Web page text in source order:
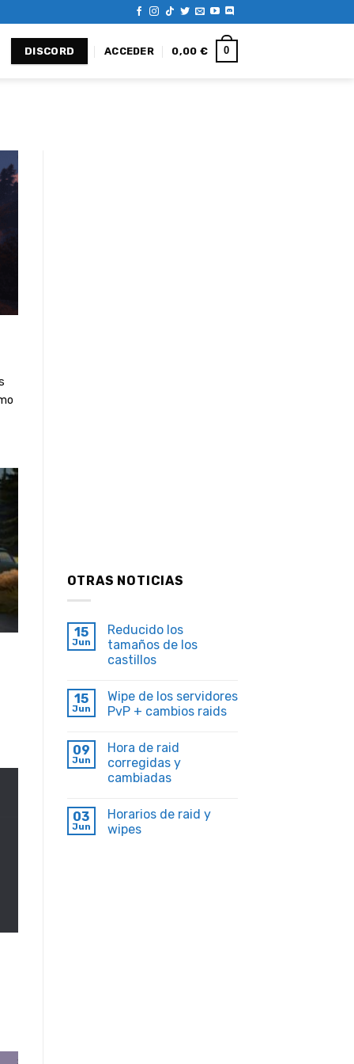
DISCORD ACCEDER 0,00 € 0
OTRAS NOTICIAS
15
Jun
Reducido los
tamaños de los
castillos
15
Jun
Wipe de los servidores
PvP + cambios raids
09
Jun
Hora de raid
corregidas y
cambiadas
03
Jun
Horarios de raid y
wipes